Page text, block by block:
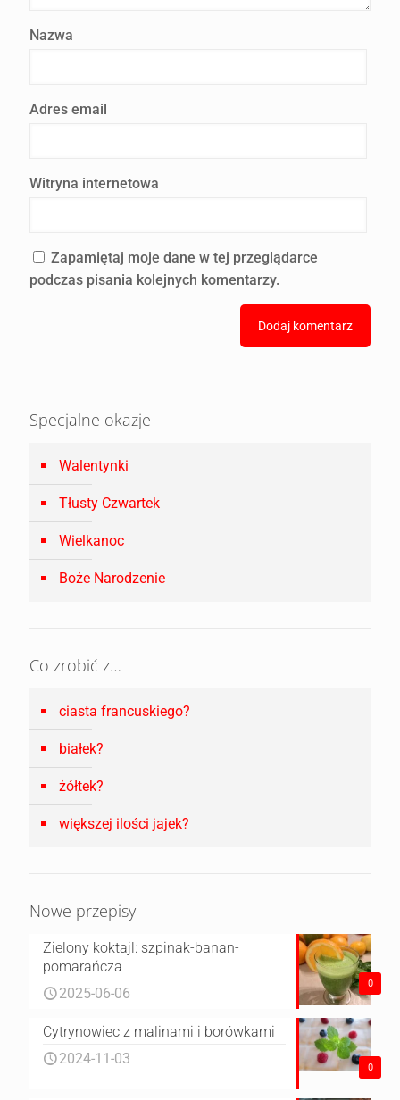
Nazwa
Adres email
Witryna internetowa
Zapamiętaj moje dane w tej przeglądarce
podczas pisania kolejnych komentarzy.
Specjalne okazje
Walentynki
Tłusty Czwartek
Wielkanoc
Boże Narodzenie
Co zrobić z…
ciasta francuskiego?
białek?
żółtek?
większej ilości jajek?
Nowe przepisy
0
Zielony koktajl: szpinak-banan-
pomarańcza
2025-06-06
0
Cytrynowiec z malinami i borówkami
2024-11-03